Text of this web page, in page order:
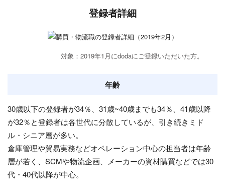
登録者詳細
対象：2019年1月にdodaにご登録いただいた方。
年齢
30歳以下の登録者が34％、31歳~40歳までも34％、41歳以降
が32％と登録者は各世代に分散しているが、引き続きミド
ル・シニア層が多い。
倉庫管理や貿易実務などオペレーション中心の担当者は年齢
層が若く、SCMや物流企画、メーカーの資材購買などでは30
代・40代以降が中心。